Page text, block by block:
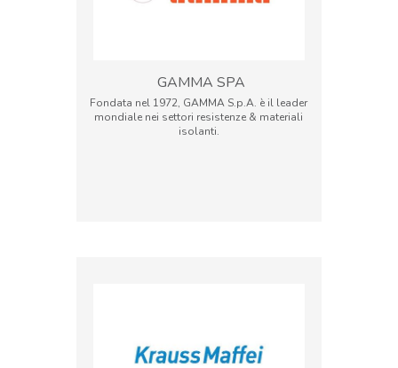
GAMMA SPA
Fondata nel 1972, GAMMA S.p.A. è il leader
mondiale nei settori resistenze & materiali
isolanti.